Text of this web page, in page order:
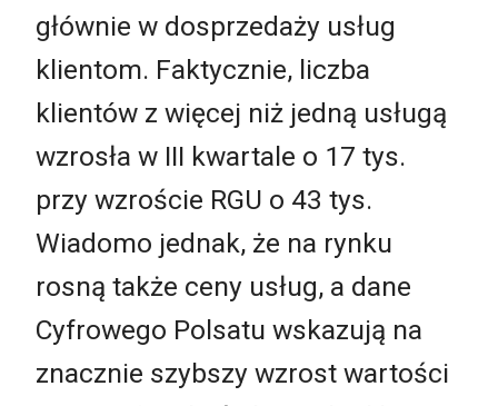
głównie w dosprzedaży usług
klientom. Faktycznie, liczba
klientów z więcej niż jedną usługą
wzrosła w III kwartale o 17 tys.
przy wzroście RGU o 43 tys.
Wiadomo jednak, że na rynku
rosną także ceny usług, a dane
Cyfrowego Polsatu wskazują na
znacznie szybszy wzrost wartości